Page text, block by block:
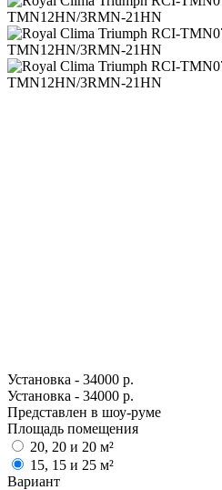
Установка - 34000 р.
Установка - 34000 р.
Представлен в шоу-руме
Площадь помещения
20, 20 и 20 м²
15, 15 и 25 м²
Вариант